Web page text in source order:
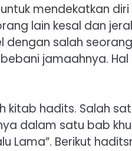
mendekatkan
lain kesal dan
dengan salah
jamaahnya.
kitab hadits. Salah
dalam satu bab
Lama”. Berikut